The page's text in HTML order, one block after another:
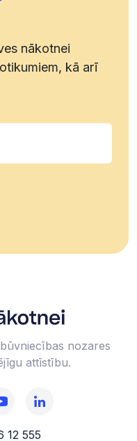
nākotnei
kā arī
nozares
attīstību.
12 555‬